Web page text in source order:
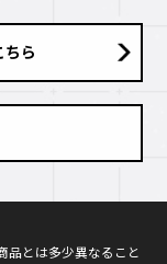
ら
品とは多少異なること